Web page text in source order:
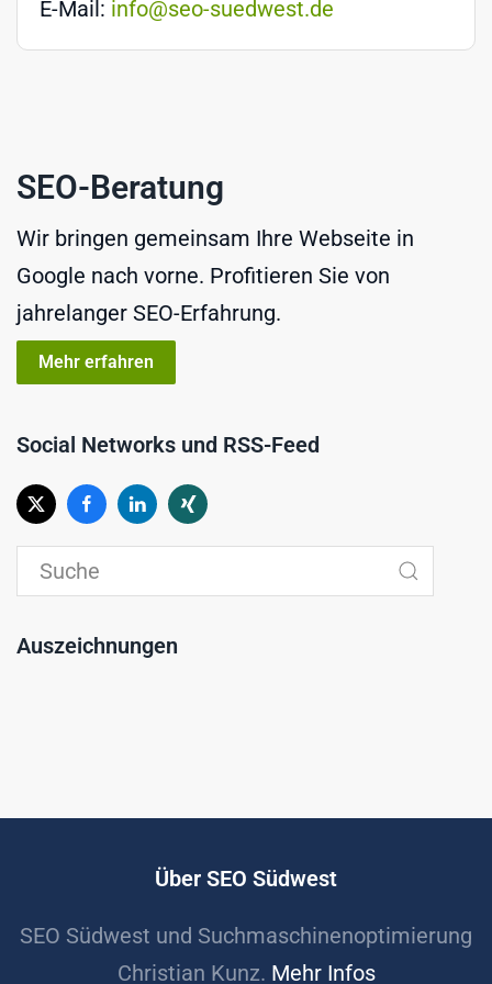
E-Mail: info@seo-suedwest.de
SEO-Beratung
Wir bringen gemeinsam Ihre Webseite in
Google nach vorne. Profitieren Sie von
jahrelanger SEO-Erfahrung.
Mehr erfahren
Social Networks und RSS-Feed
Auszeichnungen
Über SEO Südwest
SEO Südwest und Suchmaschinenoptimierung
Christian Kunz. Mehr Infos